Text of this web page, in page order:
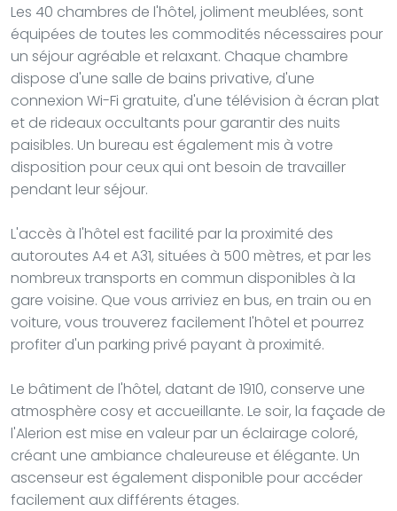
Les 40 chambres de l'hôtel, joliment meublées, sont
équipées de toutes les commodités nécessaires pour
un séjour agréable et relaxant. Chaque chambre
dispose d'une salle de bains privative, d'une
connexion Wi-Fi gratuite, d'une télévision à écran plat
et de rideaux occultants pour garantir des nuits
paisibles. Un bureau est également mis à votre
disposition pour ceux qui ont besoin de travailler
pendant leur séjour.
L'accès à l'hôtel est facilité par la proximité des
autoroutes A4 et A31, situées à 500 mètres, et par les
nombreux transports en commun disponibles à la
gare voisine. Que vous arriviez en bus, en train ou en
voiture, vous trouverez facilement l'hôtel et pourrez
profiter d'un parking privé payant à proximité.
Le bâtiment de l'hôtel, datant de 1910, conserve une
atmosphère cosy et accueillante. Le soir, la façade de
l'Alerion est mise en valeur par un éclairage coloré,
créant une ambiance chaleureuse et élégante. Un
ascenseur est également disponible pour accéder
facilement aux différents étages.